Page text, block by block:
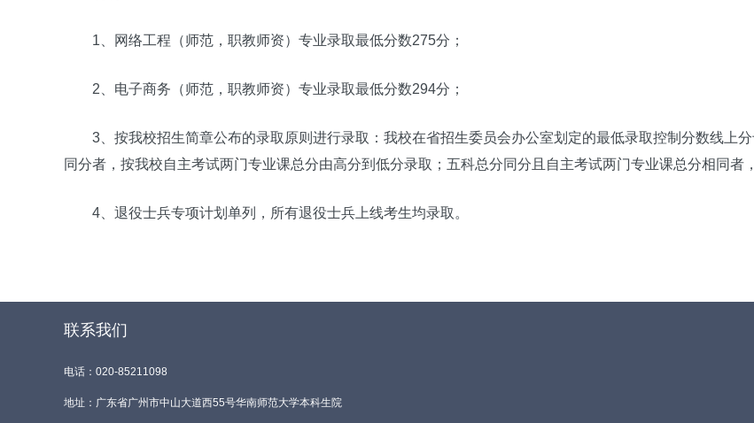
1、网络工程（师范，职教师资）专业录取最低分数275分；
2、电子商务（师范，职教师资）专业录取最低分数294分；
3、按我校招生简章公布的录取原则进行录取： 我校在省招生委员会办公室划定的最低录取控制分数线上
同分者，按我校自主考试两门专业课总分由高分到低分录取；五科总分同分且自主考试两门专业课总分相同者
4、退役士兵专项计划单列，所有退役士兵上线考生均录取。
联系我们
电话：020-85211098
地址：广东省广州市中山大道西55号华南师范大学本科生院